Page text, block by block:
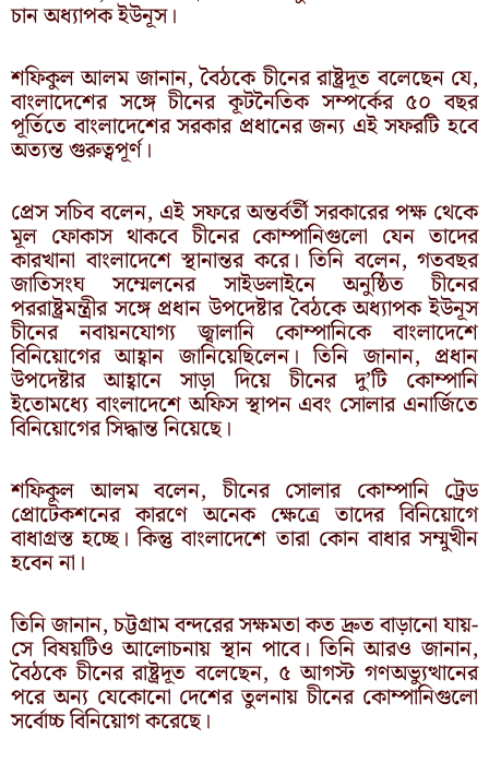
চান অধ্যাপক ইউনূস।
শফিকুল আলম জানান, বৈঠকে চীনের রাষ্ট্রদূত বলেছেন যে,
বাংলাদেশের সঙ্গে চীনের কূটনৈতিক সম্পর্কের ৫০ বছর
পূর্তিতে বাংলাদেশের সরকার প্রধানের জন্য এই সফরটি হবে
অত্যন্ত গুরুত্বপূর্ণ।
প্রেস সচিব বলেন, এই সফরে অন্তর্বর্তী সরকারের পক্ষ থেকে
মূল ফোকাস থাকবে চীনের কোম্পানিগুলো যেন তাদের
কারখানা বাংলাদেশে স্থানান্তর করে। তিনি বলেন, গতবছর
জাতিসংঘ সম্মেলনের সাইডলাইনে অনুষ্ঠিত চীনের
পররাষ্ট্রমন্ত্রীর সঙ্গে প্রধান উপদেষ্টার বৈঠকে অধ্যাপক ইউনূস
চীনের নবায়নযোগ্য জ্বালানি কোম্পানিকে বাংলাদেশে
বিনিয়োগের আহ্বান জানিয়েছিলেন। তিনি জানান, প্রধান
উপদেষ্টার আহ্বানে সাড়া দিয়ে চীনের দু’টি কোম্পানি
ইতোমধ্যে বাংলাদেশে অফিস স্থাপন এবং সোলার এনার্জিতে
বিনিয়োগের সিদ্ধান্ত নিয়েছে।
শফিকুল আলম বলেন, চীনের সোলার কোম্পানি ট্রেড
প্রোটেকশনের কারণে অনেক ক্ষেত্রে তাদের বিনিয়োগে
বাধাগ্রস্ত হচ্ছে। কিন্তু বাংলাদেশে তারা কোন বাধার সম্মুখীন
হবেন না।
তিনি জানান, চট্টগ্রাম বন্দরের সক্ষমতা কত দ্রুত বাড়ানো যায়-
সে বিষয়টিও আলোচনায় স্থান পাবে। তিনি আরও জানান,
বৈঠকে চীনের রাষ্ট্রদূত বলেছেন, ৫ আগস্ট গণঅভ্যুত্থানের
পরে অন্য যেকোনো দেশের তুলনায় চীনের কোম্পানিগুলো
সর্বোচ্চ বিনিয়োগ করেছে।